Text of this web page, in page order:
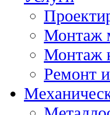
Монтаж
Монтаж
Ремонт